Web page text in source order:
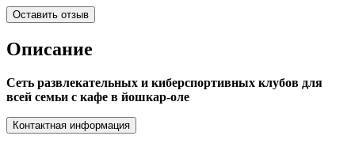
Оставить отзыв
Описание
Сеть развлекательных и киберспортивных клубов для
всей семьи с кафе в йошкар-оле
Контактная информация